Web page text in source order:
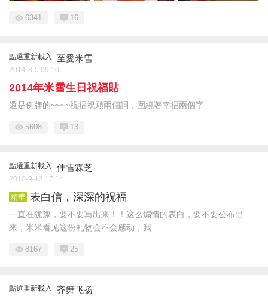
6341 16
點選重新載入 至愛米雪
2014-8-5 09:10
2014年米雪生日祝福貼
還是例牌的~~~~祝福祝願兩個詞，圍繞著幸福兩個字
5608 13
點選重新載入 佳雪霖芝
2010-9-13 17:14
精華 表白信，深深的祝福
一直在犹豫，要不要写出来！！这么煽情的表白，要不要公布出
来，米米看见这份礼物会不会感动，我 ...
8167 25
點選重新載入 齐舞飞扬